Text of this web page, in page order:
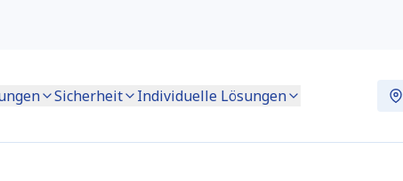
Sicherheit Individuelle Lösungen